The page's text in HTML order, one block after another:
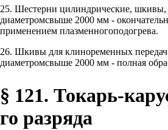
25. Шестерни цилиндрические,
диаметромсвыше 2000 мм -
применением плазменногоподогрева.
26. Шкивы для клиноременных
диаметромсвыше 2000 мм - полная
§ 121. Токарь-
го разряда